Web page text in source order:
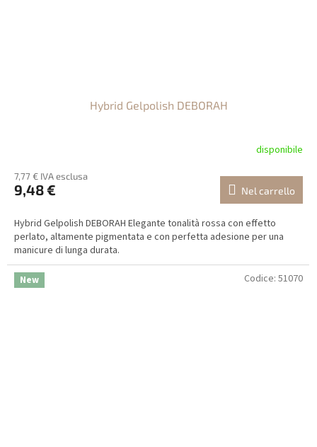
Hybrid Gelpolish DEBORAH
disponibile
7,77 € IVA esclusa
9,48 € Nel carrello
Hybrid Gelpolish DEBORAH Elegante tonalità rossa con effetto
perlato, altamente pigmentata e con perfetta adesione per una
manicure di lunga durata.
New Codice: 51070